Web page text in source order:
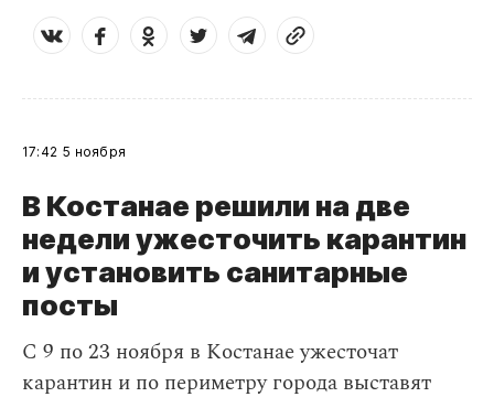
17:42 5 ноября
В Костанае решили на две
недели ужесточить карантин
и установить санитарные
посты
С 9 по 23 ноября в Костанае ужесточат
карантин и по периметру города выставят